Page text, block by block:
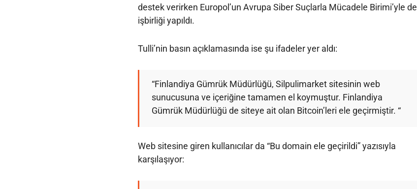
destek verirken Europol’un Avrupa Siber Suçlarla Mücadele Birimi’yle de
işbirliği yapıldı.
Tulli’nin basın açıklamasında ise şu ifadeler yer aldı:
“Finlandiya Gümrük Müdürlüğü, Silpulimarket sitesinin web
sunucusuna ve içeriğine tamamen el koymuştur. Finlandiya
Gümrük Müdürlüğü de siteye ait olan Bitcoin’leri ele geçirmiştir. “
Web sitesine giren kullanıcılar da “Bu domain ele geçirildi” yazısıyla
karşılaşıyor: